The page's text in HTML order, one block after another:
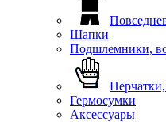
Шапки
Подшлемники,
Гермосумки
Аксессуары